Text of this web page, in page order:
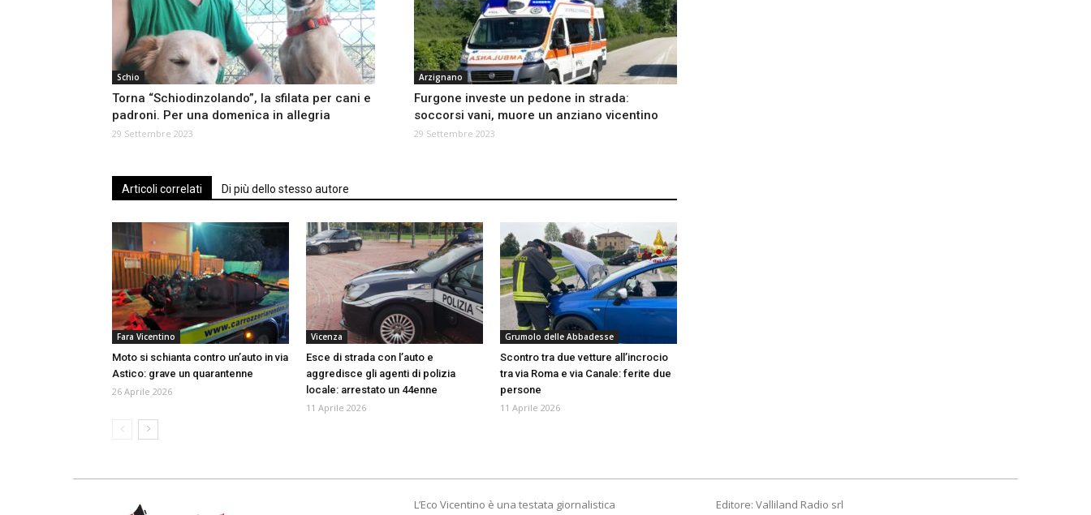
Schio
Torna “Schiodinzolando”, la sfilata per cani e
padroni. Per una domenica in allegria
29 Settembre 2023
Arzignano
Furgone investe un pedone in strada:
soccorsi vani, muore un anziano vicentino
29 Settembre 2023
Articoli correlati Di più dello stesso autore
Fara Vicentino
Moto si schianta contro un’auto in via
Astico: grave un quarantenne
26 Aprile 2026
Vicenza
Esce di strada con l’auto e
aggredisce gli agenti di polizia
locale: arrestato un 44enne
11 Aprile 2026
Grumolo delle Abbadesse
Scontro tra due vetture all’incrocio
tra via Roma e via Canale: ferite due
persone
11 Aprile 2026
L’Eco Vicentino è una testata giornalistica
Editore: Valliland Radio srl